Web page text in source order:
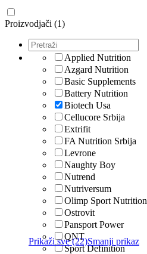
Proizvodjači (1)
Applied Nutrition
Azgard Nutrition
Basic Supplements
Battery Nutrition
Biotech Usa
Cellucore Srbija
Extrifit
FA Nutrition Srbija
Levrone
Naughty Boy
Nutrend
Nutriversum
Olimp Sport Nutrition
Ostrovit
Pansport Power
QNT
Sport Definition
Prikaži sve (22)Smanji prikaz